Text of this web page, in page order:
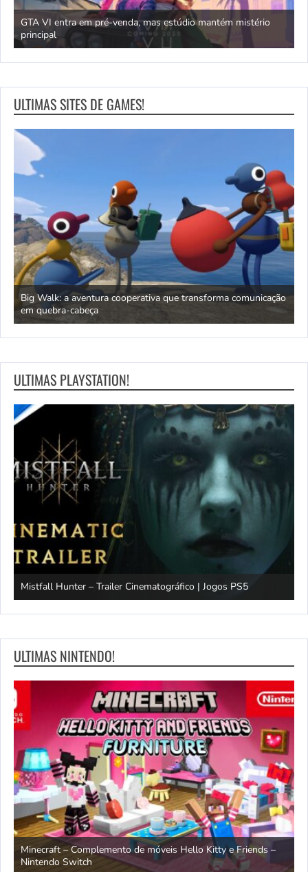
GTA VI entra em pré-venda, mas estúdio mantém mistério
principal
ULTIMAS SITES DE GAMES!
Big Walk: a aventura cooperativa que transforma comunicação
em quebra-cabeça
ULTIMAS PLAYSTATION!
Mistfall Hunter – Trailer Cinematográfico | Jogos PS5
ULTIMAS NINTENDO!
Minecraft – Complemento de móveis Hello Kitty e Friends –
Nintendo Switch